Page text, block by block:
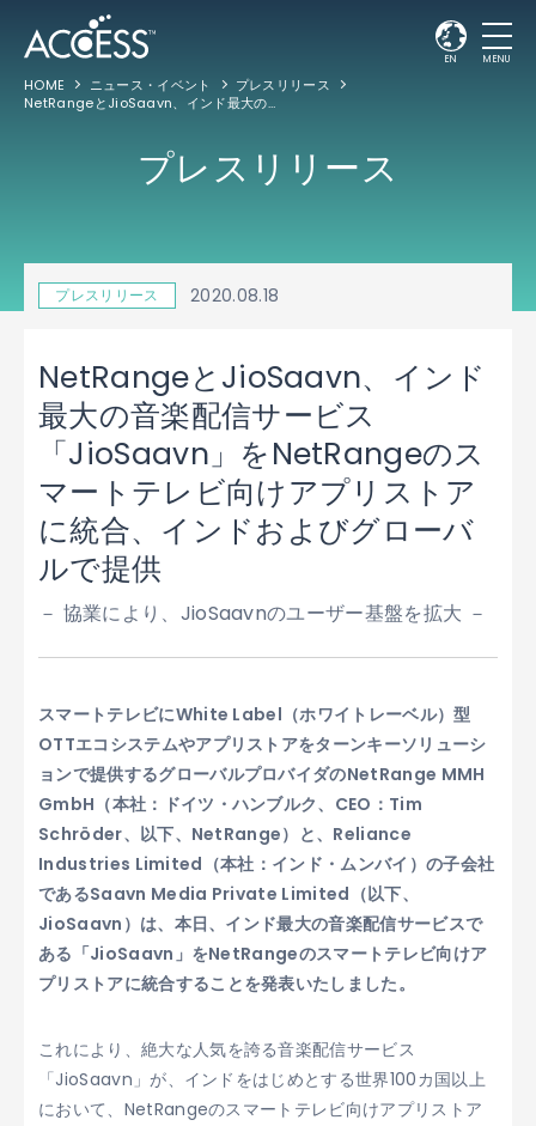
EN MENU
HOME ニュース・イベント
プレスリリース
NetRangeとJioSaavn、インド最大の音楽配信サービス「JioSaavn」をNetRangeのスマートテレビ向けアプリストアに統合、インドおよびグローバルで提供
プレスリリース
プレスリリース 2020.08.18
NetRangeとJioSaavn、インド
最大の音楽配信サービス
「JioSaavn」をNetRangeのス
マートテレビ向けアプリストア
に統合、インドおよびグローバ
ルで提供
－ 協業により、JioSaavnのユーザー基盤を拡大 －
スマートテレビにWhite Label（ホワイトレーベル）型
OTTエコシステムやアプリストアをターンキーソリューシ
ョンで提供するグローバルプロバイダのNetRange MMH
GmbH（本社：ドイツ・ハンブルク、CEO：Tim
Schröder、以下、NetRange）と、Reliance
Industries Limited（本社：インド・ムンバイ）の子会社
であるSaavn Media Private Limited（以下、
JioSaavn）は、本日、インド最大の音楽配信サービスで
ある「JioSaavn」をNetRangeのスマートテレビ向けア
プリストアに統合することを発表いたしました。
これにより、絶大な人気を誇る音楽配信サービス
「JioSaavn」が、インドをはじめとする世界100カ国以上
において、NetRangeのスマートテレビ向けアプリストア